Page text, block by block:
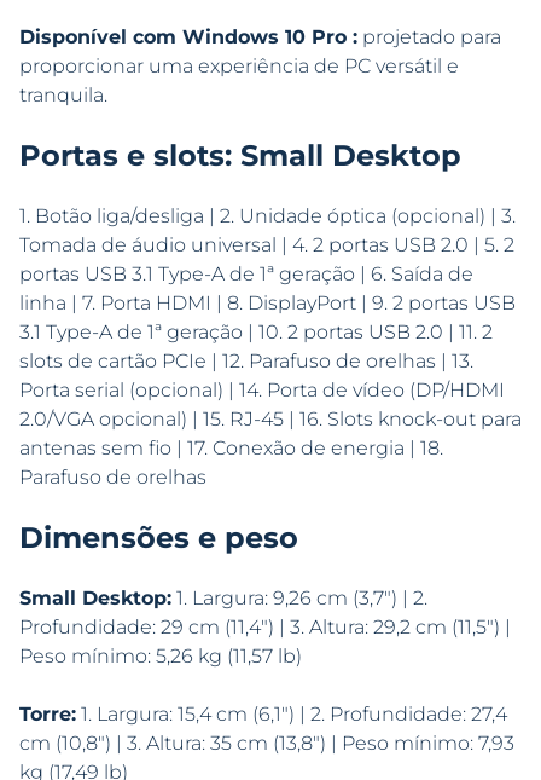
Disponível com Windows 10 Pro : projetado para
proporcionar uma experiência de PC versátil e
tranquila.
Portas e slots: Small Desktop
1. Botão liga/desliga | 2. Unidade óptica (opcional) | 3.
Tomada de áudio universal | 4. 2 portas USB 2.0 | 5. 2
portas USB 3.1 Type-A de 1ª geração | 6. Saída de
linha | 7. Porta HDMI | 8. DisplayPort | 9. 2 portas USB
3.1 Type-A de 1ª geração | 10. 2 portas USB 2.0 | 11. 2
slots de cartão PCIe | 12. Parafuso de orelhas | 13.
Porta serial (opcional) | 14. Porta de vídeo (DP/HDMI
2.0/VGA opcional) | 15. RJ-45 | 16. Slots knock-out para
antenas sem fio | 17. Conexão de energia | 18.
Parafuso de orelhas
Dimensões e peso
Small Desktop: 1. Largura: 9,26 cm (3,7″) | 2.
Profundidade: 29 cm (11,4″) | 3. Altura: 29,2 cm (11,5″) |
Peso mínimo: 5,26 kg (11,57 lb)
Torre: 1. Largura: 15,4 cm (6,1″) | 2. Profundidade: 27,4
cm (10,8″) | 3. Altura: 35 cm (13,8″) | Peso mínimo: 7,93
kg (17,49 lb)